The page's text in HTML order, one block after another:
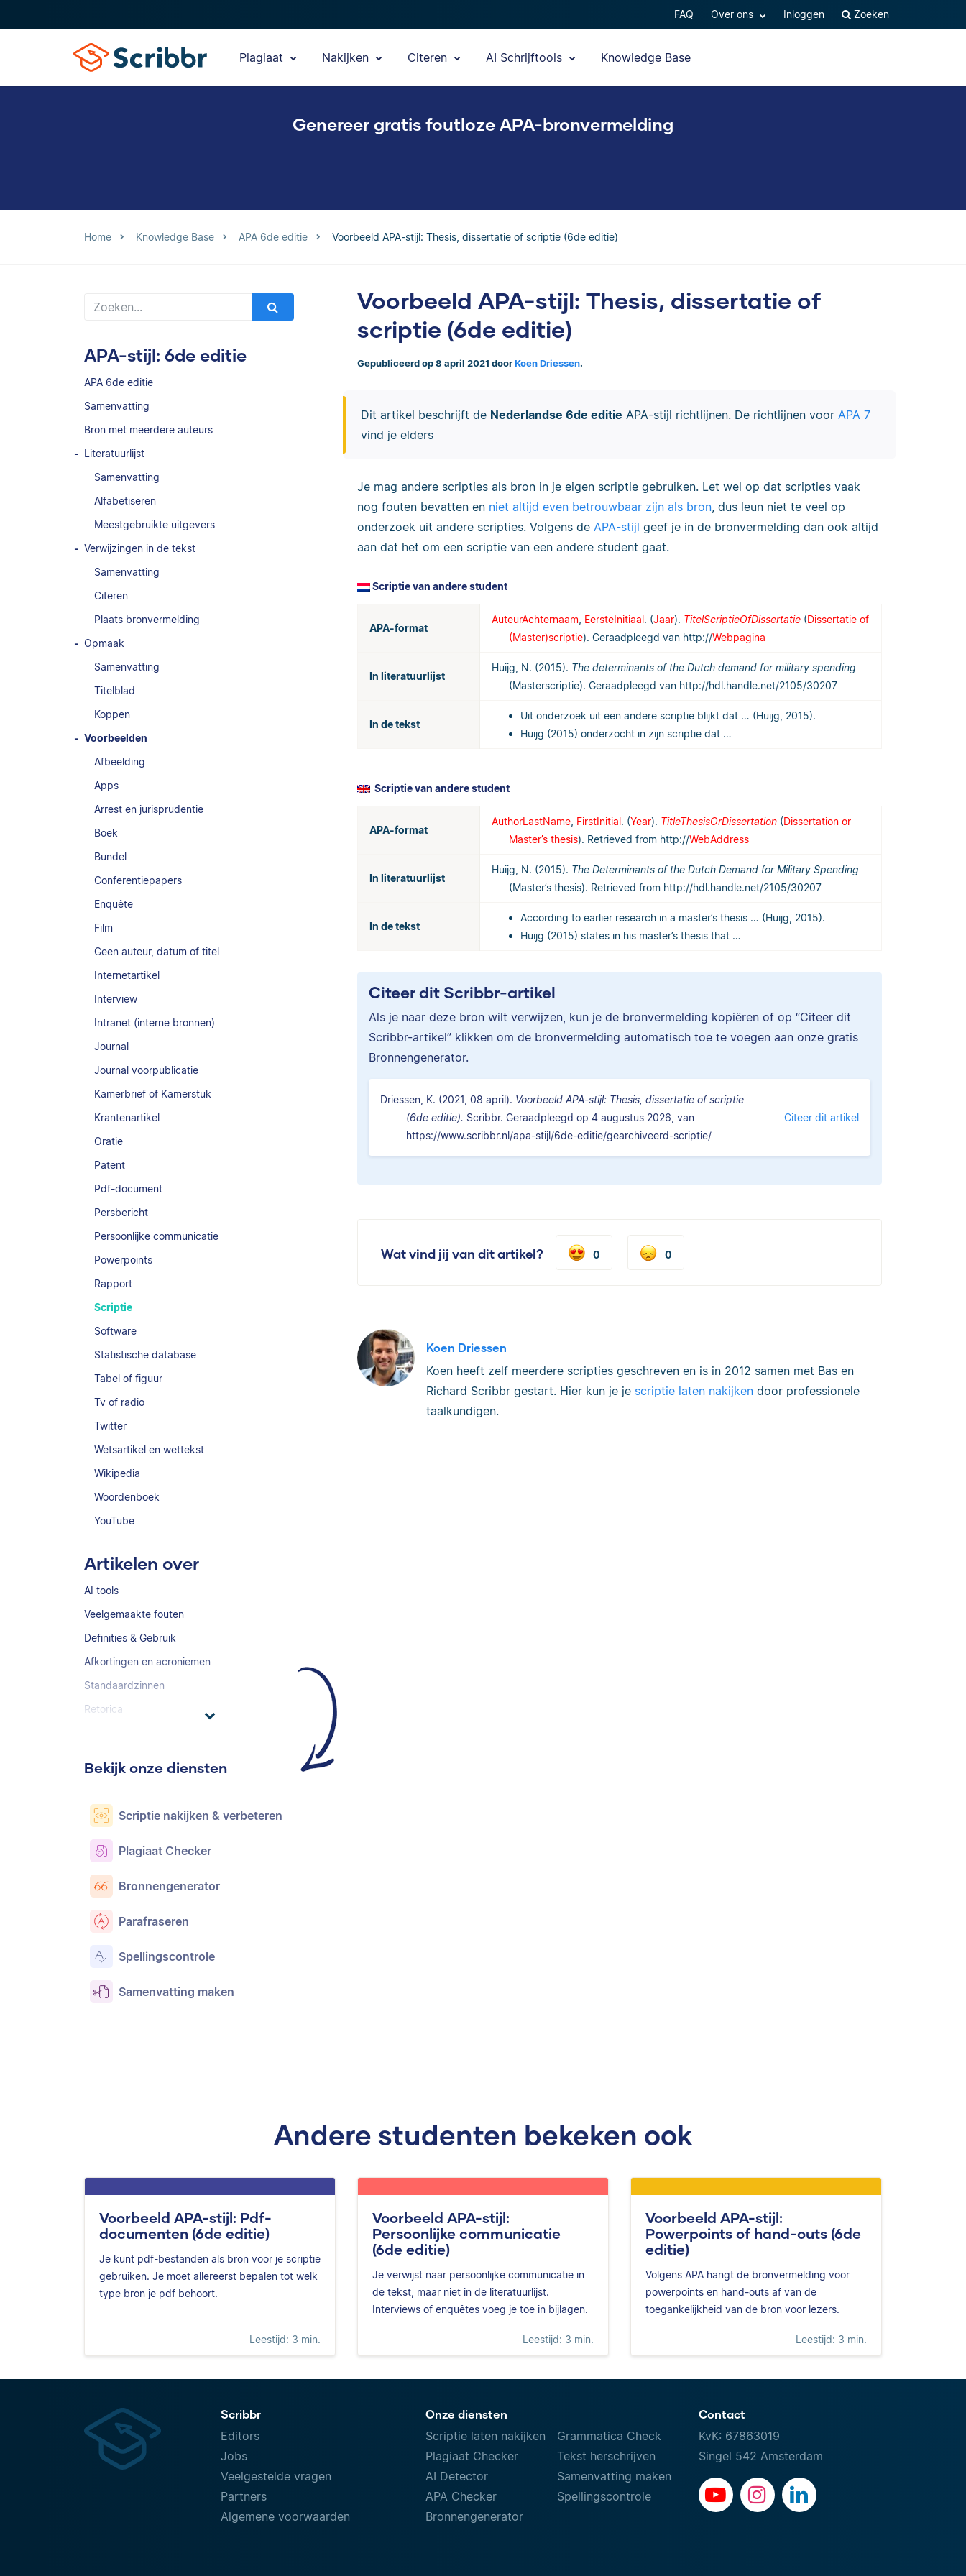
FAQ Over ons Inloggen Zoeken
Plagiaat Nakijken Citeren AI Schrijftools Knowledge Base
Genereer gratis foutloze APA-bronvermelding
Home Knowledge Base APA 6de editie Voorbeeld APA-stijl: Thesis, dissertatie of scriptie (6de editie)
APA-stijl: 6de editie
APA 6de editie
Samenvatting
Bron met meerdere auteurs
Literatuurlijst
Samenvatting
Alfabetiseren
Meestgebruikte uitgevers
Verwijzingen in de tekst
Samenvatting
Citeren
Plaats bronvermelding
Opmaak
Samenvatting
Titelblad
Koppen
Voorbeelden
Afbeelding
Apps
Arrest en jurisprudentie
Boek
Bundel
Conferentiepapers
Enquête
Film
Geen auteur, datum of titel
Internetartikel
Interview
Intranet (interne bronnen)
Journal
Journal voorpublicatie
Kamerbrief of Kamerstuk
Krantenartikel
Oratie
Patent
Pdf-document
Persbericht
Persoonlijke communicatie
Powerpoints
Rapport
Scriptie
Software
Statistische database
Tabel of figuur
Tv of radio
Twitter
Wetsartikel en wettekst
Wikipedia
Woordenboek
YouTube
Artikelen over
AI tools
Veelgemaakte fouten
Definities & Gebruik
Afkortingen en acroniemen
Standaardzinnen
Retorica
Bekijk onze diensten
Scriptie nakijken & verbeteren
Plagiaat Checker
Bronnengenerator
Parafraseren
Spellingscontrole
Samenvatting maken
Voorbeeld APA-stijl: Thesis, dissertatie of
scriptie (6de editie)
Gepubliceerd op 8 april 2021 door Koen Driessen.
Dit artikel beschrijft de Nederlandse 6de editie APA-stijl richtlijnen. De richtlijnen voor APA 7
vind je elders
Je mag andere scripties als bron in je eigen scriptie gebruiken. Let wel op dat scripties vaak
nog fouten bevatten en niet altijd even betrouwbaar zijn als bron, dus leun niet te veel op
onderzoek uit andere scripties. Volgens de APA-stijl geef je in de bronvermelding dan ook altijd
aan dat het om een scriptie van een andere student gaat.
Scriptie van andere student
APA-format
AuteurAchternaam EersteInitiaal. (Jaar). TitelScriptieOfDissertatie (Dissertatie of
(Master)scriptie). Geraadpleegd van http://Webpagina
In literatuurlijst
Huijg, N. (2015). The determinants of the Dutch demand for military spending
(Masterscriptie). Geraadpleegd van http://hdl.handle.net/2105/30207
In de tekst
Uit onderzoek uit een andere scriptie blijkt dat … (Huijg, 2015).
Huijg (2015) onderzocht in zijn scriptie dat …
Scriptie van andere student
APA-format
AuthorLastName FirstInitial. (Year). TitleThesisOrDissertation (Dissertation or
Master’s thesis). Retrieved from http://WebAddress
In literatuurlijst
Huijg, N. (2015). The Determinants of the Dutch Demand for Military Spending
(Master’s thesis). Retrieved from http://hdl.handle.net/2105/30207
In de tekst
According to earlier research in a master’s thesis … (Huijg, 2015).
Huijg (2015) states in his master’s thesis that …
Citeer dit Scribbr-artikel
Als je naar deze bron wilt verwijzen, kun je de bronvermelding kopiëren of op “Citeer dit
Scribbr-artikel” klikken om de bronvermelding automatisch toe te voegen aan onze gratis
Bronnengenerator.
Driessen, K. (2021, 08 april). Voorbeeld APA-stijl: Thesis, dissertatie of scriptie
(6de editie). Scribbr. Geraadpleegd op 4 augustus 2026, van
https://www.scribbr.nl/apa-stijl/6de-editie/gearchiveerd-scriptie/
Citeer dit artikel
Wat vind jij van dit artikel? 0 0
Koen Driessen
Koen heeft zelf meerdere scripties geschreven en is in 2012 samen met Bas en
Richard Scribbr gestart. Hier kun je je scriptie laten nakijken door professionele
taalkundigen.
Andere studenten bekeken ook
Voorbeeld APA-stijl: Pdf-
documenten (6de editie)
Je kunt pdf-bestanden als bron voor je scriptie
gebruiken. Je moet allereerst bepalen tot welk
type bron je pdf behoort.
Leestijd: 3 min.
Voorbeeld APA-stijl:
Persoonlijke communicatie
(6de editie)
Je verwijst naar persoonlijke communicatie in
de tekst, maar niet in de literatuurlijst.
Interviews of enquêtes voeg je toe in bijlagen.
Leestijd: 3 min.
Voorbeeld APA-stijl:
Powerpoints of hand-outs (6de
editie)
Volgens APA hangt de bronvermelding voor
powerpoints en hand-outs af van de
toegankelijkheid van de bron voor lezers.
Leestijd: 3 min.
Scribbr
Editors
Jobs
Veelgestelde vragen
Partners
Algemene voorwaarden
Onze diensten
Scriptie laten nakijken
Plagiaat Checker
AI Detector
APA Checker
Bronnengenerator
Grammatica Check
Tekst herschrijven
Samenvatting maken
Spellingscontrole
Contact
KvK: 67863019
Singel 542 Amsterdam